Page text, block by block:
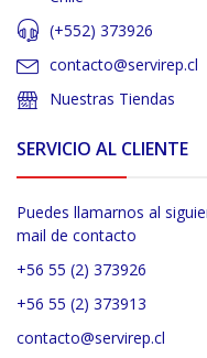
(+552) 373926
contacto@servirep.cl
Nuestras Tiendas
SERVICIO AL CLIENTE
Puedes llamarnos al
mail de contacto
+56 55 (2) 373926
+56 55 (2) 373913
contacto@servirep.cl